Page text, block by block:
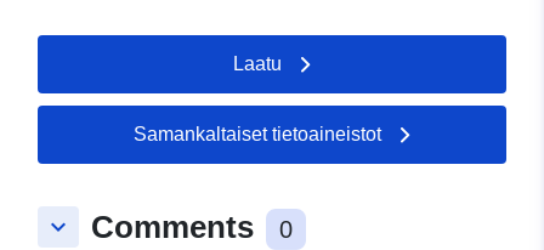
Laatu
Samankaltaiset tietoaineistot
keyboard_arrow_down Comments 0